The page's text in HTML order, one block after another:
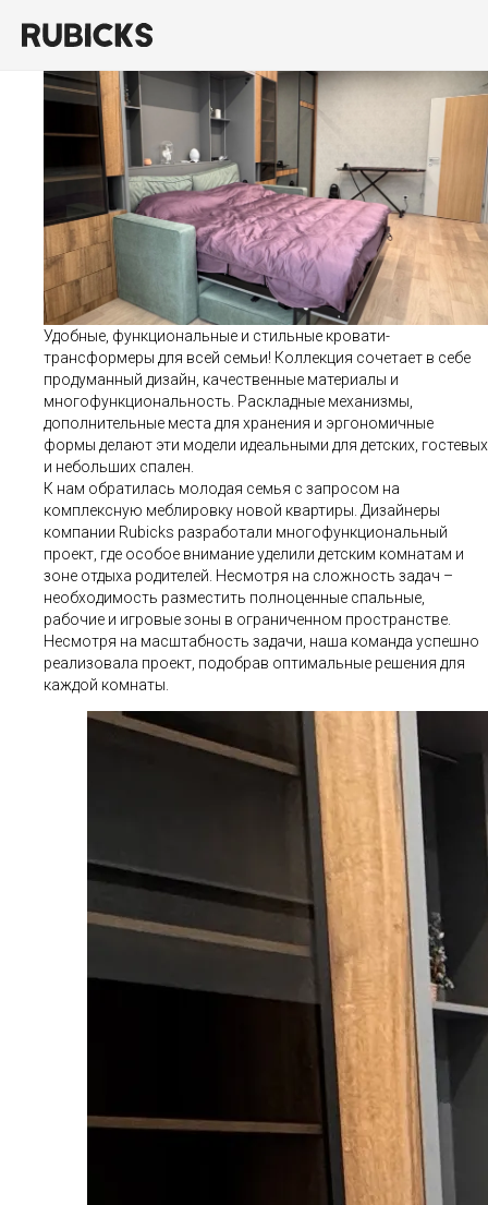
Проект 93
Удобные, функциональные и стильные кровати-
трансформеры для всей семьи! Коллекция сочетает в себе
продуманный дизайн, качественные материалы и
многофункциональность. Раскладные механизмы,
дополнительные места для хранения и эргономичные
формы делают эти модели идеальными для детских, гостевых
и небольших спален.
К нам обратилась молодая семья с запросом на
комплексную меблировку новой квартиры. Дизайнеры
компании Rubicks разработали многофункциональный
проект, где особое внимание уделили детским комнатам и
зоне отдыха родителей. Несмотря на сложность задач –
необходимость разместить полноценные спальные,
рабочие и игровые зоны в ограниченном пространстве.
Несмотря на масштабность задачи, наша команда успешно
реализовала проект, подобрав оптимальные решения для
каждой комнаты.